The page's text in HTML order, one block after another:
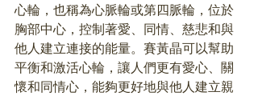
心輪，也稱為心脈輪或第四脈輪，位於
胸部中心，控制著愛、同情、慈悲和與
他人建立連接的能量。賽黃晶可以幫助
平衡和激活心輪，讓人們更有愛心、關
懷和同情心，能夠更好地與他人建立親